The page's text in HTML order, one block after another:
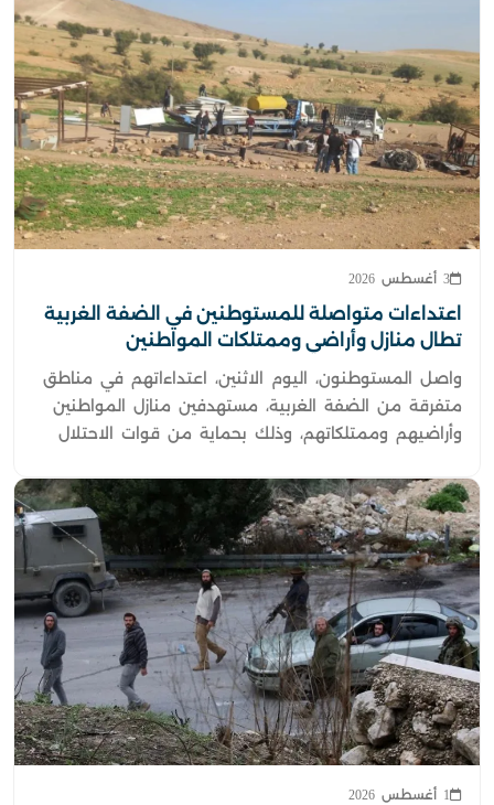
3 أغسطس 2026
اعتداءات متواصلة للمستوطنين في الضفة الغربية
تطال منازل وأراضي وممتلكات المواطنين
واصل المستوطنون، اليوم الاثنين، اعتداءاتهم في مناطق
متفرقة من الضفة الغربية، مستهدفين منازل المواطنين
وأراضيهم وممتلكاتهم، وذلك بحماية من قوات الاحتلال
1 أغسطس 2026